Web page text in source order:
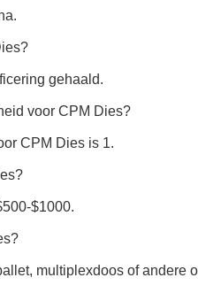
gehaald.
voor CPM Dies?
CPM Dies is 1.
$1000.
multiplexdoos of andere